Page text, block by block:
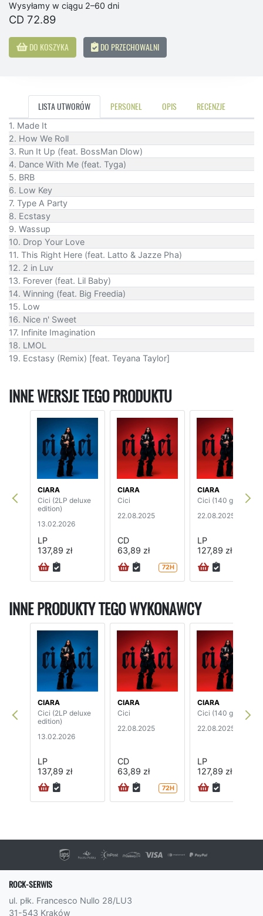
Wysyłamy w ciągu 2–60 dni
CD 72.89
DO KOSZYKA DO PRZECHOWALNI
LISTA UTWORÓW PERSONEL OPIS RECENZJE
1. Made It
2. How We Roll
3. Run It Up (feat. BossMan Dlow)
4. Dance With Me (feat. Tyga)
5. BRB
6. Low Key
7. Type A Party
8. Ecstasy
9. Wassup
10. Drop Your Love
11. This Right Here (feat. Latto & Jazze Pha)
12. 2 in Luv
13. Forever (feat. Lil Baby)
14. Winning (feat. Big Freedia)
15. Low
16. Nice n' Sweet
17. Infinite Imagination
18. LMOL
19. Ecstasy (Remix) [feat. Teyana Taylor]
INNE WERSJE TEGO PRODUKTU
CIARA
Cici (2LP deluxe
edition)
13.02.2026
LP
137,89 zł
CIARA
Cici
22.08.2025
CD
63,89 zł
72H
CIARA
Cici (140 grams)
22.08.2025
LP
127,89 zł
INNE PRODUKTY TEGO WYKONAWCY
CIARA
Cici (2LP deluxe
edition)
13.02.2026
LP
137,89 zł
CIARA
Cici
22.08.2025
CD
63,89 zł
72H
CIARA
Cici (140 grams)
22.08.2025
LP
127,89 zł
ROCK-SERWIS
ul. płk. Francesco Nullo 28/LU3
31-543 Kraków